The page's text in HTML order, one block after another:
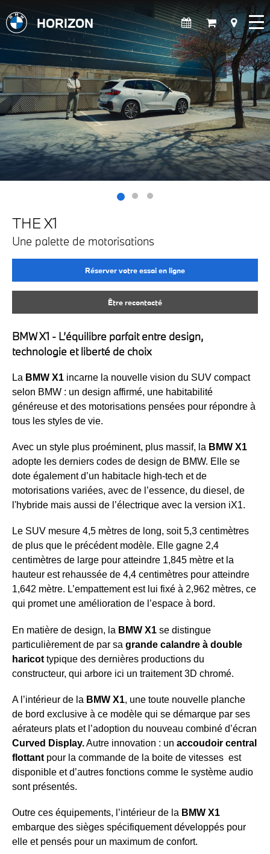
HORIZON
THE X1
Une palette de motorisations
Réserver votre essai en ligne
Être recontacté
BMW X1 - L’équilibre parfait entre design,
technologie et liberté de choix
La BMW X1 incarne la nouvelle vision du SUV compact
selon BMW : un design affirmé, une habitabilité
généreuse et des motorisations pensées pour répondre à
tous les styles de vie.
Avec un style plus proéminent, plus massif, la BMW X1
adopte les derniers codes de design de BMW. Elle se
dote également d’un habitacle high-tech et de
motorisations variées, avec de l’essence, du diesel, de
l'hybride mais aussi de l’électrique avec la version iX1.
Le SUV mesure 4,5 mètres de long, soit 5,3 centimètres
de plus que le précédent modèle. Elle gagne 2,4
centimètres de large pour atteindre 1,845 mètre et la
hauteur est rehaussée de 4,4 centimètres pour atteindre
1,642 mètre. L’empattement est lui fixé à 2,962 mètres, ce
qui promet une amélioration de l’espace à bord.
En matière de design, la BMW X1 se distingue
particulièrement de par sa grande calandre à double
haricot typique des dernières productions du
constructeur, qui arbore ici un traitement 3D chromé.
A l’intérieur de la BMW X1, une toute nouvelle planche
de bord exclusive à ce modèle qui se démarque par ses
aérateurs plats et l’adoption du nouveau combiné d’écran
Curved Display.Autre innovation : un accoudoir central
flottant pour la commande de la boite de vitesses est
disponible et d’autres fonctions comme le système audio
sont présentés.
Outre ces équipements, l’intérieur de la BMW X1
embarque des sièges spécifiquement développés pour
elle et pensés pour un maximum de confort.